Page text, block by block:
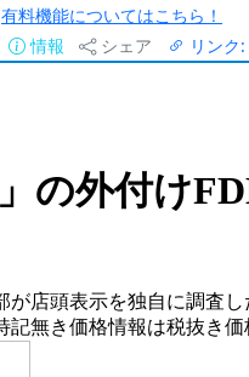
有料機能についてはこちら！
情報
シェア リンク: